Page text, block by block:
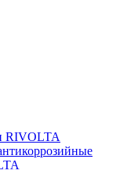
RIVOLTA